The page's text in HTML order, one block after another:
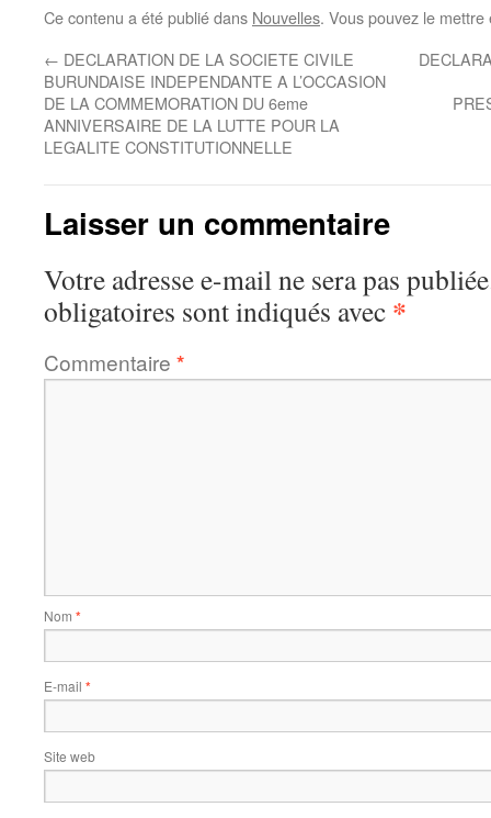
Ce contenu a été publié dans Nouvelles. Vous pouvez le
← DECLARATION DE LA SOCIETE CIVILE
BURUNDAISE INDEPENDANTE A L’OCCASION
DE LA COMMEMORATION DU 6eme
ANNIVERSAIRE DE LA LUTTE POUR LA
LEGALITE CONSTITUTIONNELLE
Laisser un commentaire
Votre adresse e-mail ne sera pas
obligatoires sont indiqués avec *
Commentaire *
Nom *
E-mail *
Site web